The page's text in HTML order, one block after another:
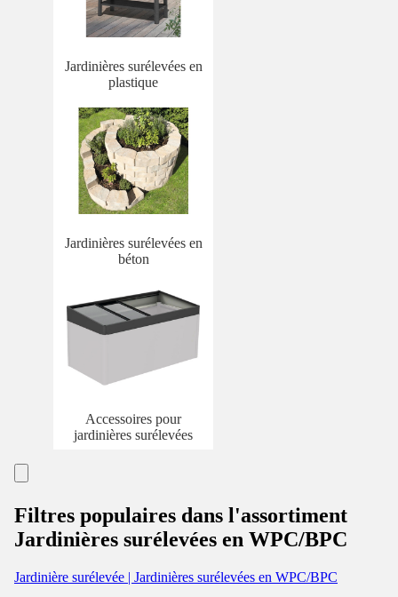
Jardinières surélevées en
plastique
Jardinières surélevées en
béton
Accessoires pour
jardinières surélevées
Filtres populaires dans l'assortiment
Jardinières surélevées en WPC/BPC
Jardinière surélevée | Jardinières surélevées en WPC/BPC